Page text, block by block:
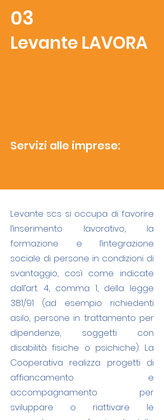
03
Levante LAVORA
Servizi alle imprese:
Levante scs si occupa di favorire
l’inserimento lavorativo, la
formazione e l’integrazione
sociale di persone in condizioni di
svantaggio, così come indicate
dall’art. 4, comma 1, della legge
381/91 (ad esempio richiedenti
asilo, persone in trattamento per
dipendenze, soggetti con
disabilità fisiche o psichiche). La
Cooperativa realizza progetti di
affiancamento e
accompagnamento per
sviluppare o riattivare le